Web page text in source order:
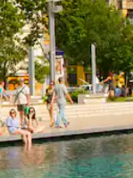
и надолу или